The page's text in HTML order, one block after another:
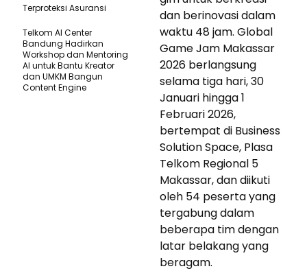
dan berinovasi dalam
waktu 48 jam. Global
Game Jam Makassar
2026 berlangsung
selama tiga hari, 30
Januari hingga 1
Februari 2026,
bertempat di Business
Solution Space, Plasa
Telkom Regional 5
Makassar, dan diikuti
oleh 54 peserta yang
tergabung dalam
beberapa tim dengan
latar belakang yang
beragam.
Terproteksi Asuransi
Telkom AI Center
Bandung Hadirkan
Workshop dan Mentoring
AI untuk Bantu Kreator
dan UMKM Bangun
Content Engine